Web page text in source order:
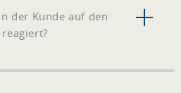
der Kunde auf den